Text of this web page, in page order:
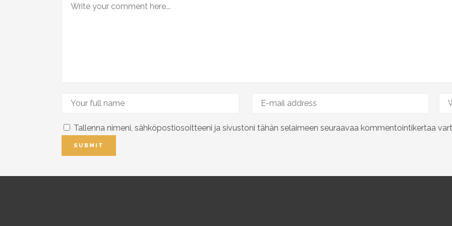
Tallenna nimeni, sähköpostiosoitteeni ja sivustoni tähän selaimeen seuraavaa kommentointikertaa